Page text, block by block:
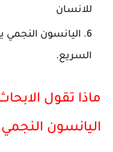
للانسان
اليانسون النجمي
السريع.
ماذا تقول
اليانسون النجمي